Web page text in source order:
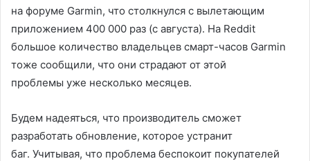
на форуме Garmin, что столкнулся с вылетающим
приложением 400 000 раз (с августа). На Reddit
большое количество владельцев смарт-часов Garmin
тоже сообщили, что они страдают от этой
проблемы уже несколько месяцев.
Будем надеяться, что производитель сможет
разработать обновление, которое устранит
баг. Учитывая, что проблема беспокоит покупателей